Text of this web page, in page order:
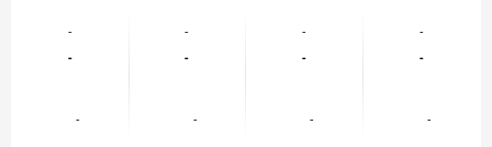
-
-
-
-
-
-
-
-
-
-
-
-